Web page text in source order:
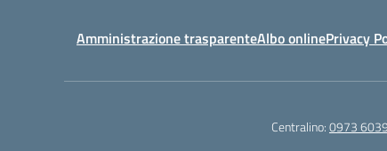
Amministrazione trasparenteAlbo onlinePrivacy
Centralino:0973